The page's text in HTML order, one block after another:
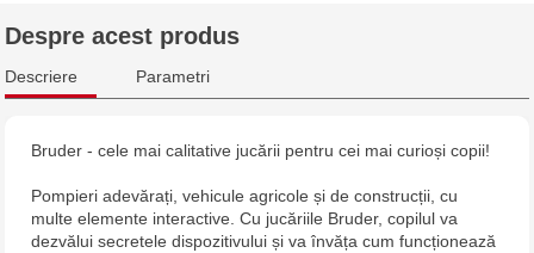
Multistore Centru - bd. Cantemir, 6
Jucărenia Cahul - str. Ștefan cel Mare, 29А
Despre acest produs
Descriere Parametri
Bruder - cele mai calitative jucării pentru cei mai curioși copii!
Pompieri adevărați, vehicule agricole și de construcții, cu
multe elemente interactive. Cu jucăriile Bruder, copilul va
dezvălui secretele dispozitivului și va învăța cum funcționează